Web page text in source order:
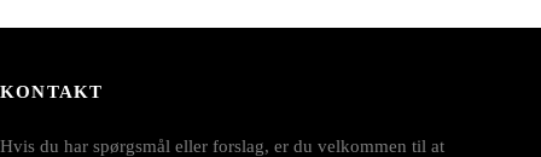
KONTAKT
Hvis du har spørgsmål eller forslag, er du velkommen til at